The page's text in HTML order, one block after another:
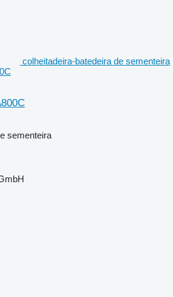
colheitadeira-batedeira de sementeira
sementeira